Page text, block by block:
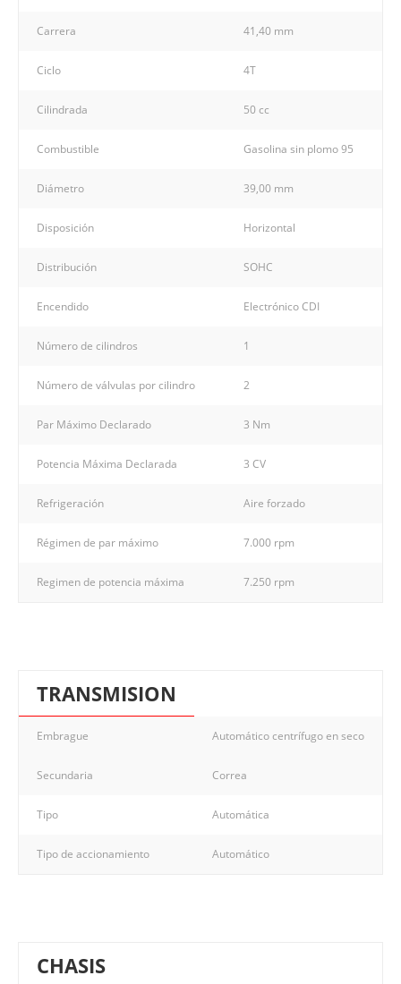
Carrera 41,40 mm
Ciclo 4T
Cilindrada 50 cc
Combustible Gasolina sin plomo 95
Diámetro 39,00 mm
Disposición Horizontal
Distribución SOHC
Encendido Electrónico CDI
Número de cilindros 1
Número de válvulas por cilindro 2
Par Máximo Declarado 3 Nm
Potencia Máxima Declarada 3 CV
Refrigeración Aire forzado
Régimen de par máximo 7.000 rpm
Regimen de potencia máxima 7.250 rpm
TRANSMISION
Embrague Automático centrífugo en seco
Secundaria Correa
Tipo Automática
Tipo de accionamiento Automático
CHASIS